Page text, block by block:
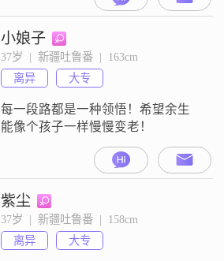
小娘子
37岁  |  新疆吐鲁番  |  163cm
离异
大专
每一段路都是一种领悟！希望余生
能像个孩子一样慢慢变老！
紫尘
37岁  |  新疆吐鲁番  |  158cm
离异
大专